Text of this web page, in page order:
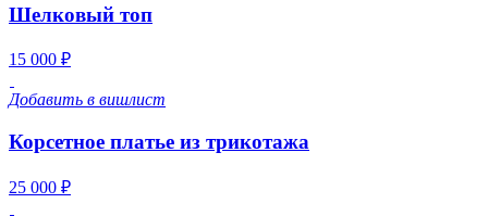
Шелковый топ
15 000 ₽
Добавить в вишлист
Корсетное платье из трикотажа
25 000 ₽